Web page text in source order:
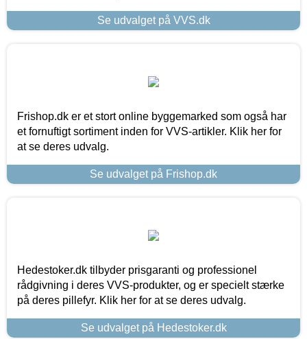
Se udvalget på VVS.dk
Frishop.dk er et stort online byggemarked som også har
et fornuftigt sortiment inden for VVS-artikler. Klik her for
at se deres udvalg.
Se udvalget på Frishop.dk
Hedestoker.dk tilbyder prisgaranti og professionel
rådgivning i deres VVS-produkter, og er specielt stærke
på deres pillefyr. Klik her for at se deres udvalg.
Se udvalget på Hedestoker.dk